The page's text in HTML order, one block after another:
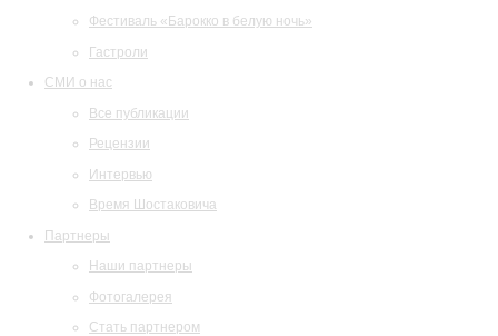
Фестиваль «Барокко в белую ночь»
Гастроли
СМИ о нас
Все публикации
Рецензии
Интервью
Время Шостаковича
Партнеры
Наши партнеры
Фотогалерея
Стать партнером